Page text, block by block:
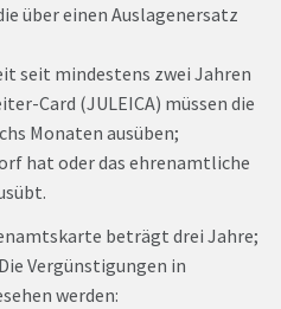
über einen Auslagenersatz
seit mindestens zwei Jahren
Card (JULEICA) müssen die
Monaten ausüben;
hat oder das ehrenamtliche
beträgt drei Jahre;
Vergünstigungen in
werden: